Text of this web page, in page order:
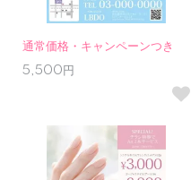
通常価格・キャンペーンつき
5,500円